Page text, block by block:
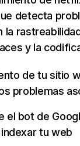
detecta
la
y la
de tu sitio
problemas
el bot de
tu web